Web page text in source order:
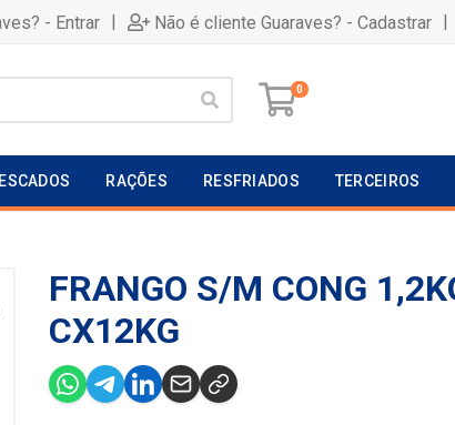
- Entrar | Não é cliente Guaraves? - Cadastrar |
0
RAÇÕES RESFRIADOS TERCEIROS
FRANGO S/M CONG
CX12KG